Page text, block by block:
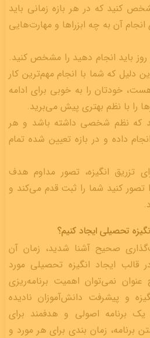
کنید که در هر بازه زمانی باید
آن به چه ابزراها و مهارت‌هایی
روز باید انجام دهید را مشخص کنید.
دلیل که شما با انجام مهم‌ترین کار
خودتان را به خوبی برای ادامه
را با نظم بهتری پیش می‌برید.
که نظم شخصی داشته باشد و هر
داده و در بازه تعیین شده تمام
تزریق انگیزه، تصور مداوم هدف
تصور کنید شما را ثبت قدم می‌کند و
تحصیلی ایجاد کنیم؟
صحیح آشنا شدید، زمان آن
ایجاد انگیزه تحصیلی مورد
نمی‌توان اهمیت برنامه‌ریزی
و پیشرفت دانش‌آموزان نادیده
برنامه اصولی و هدفمند برای
برنامه، زمان بندی برای هر مورد و